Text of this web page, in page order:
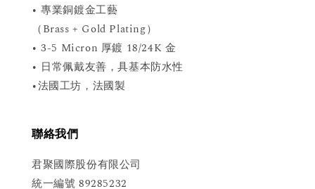
• 專業銅鍍金工藝
（Brass + Gold Plating）
• 3-5 Micron 厚鍍 18/24K 金
• 日常佩戴友善，具基本防水性
•法國工坊，法國製
聯絡我們
君聚國際股份有限公司
統一編號 89285232